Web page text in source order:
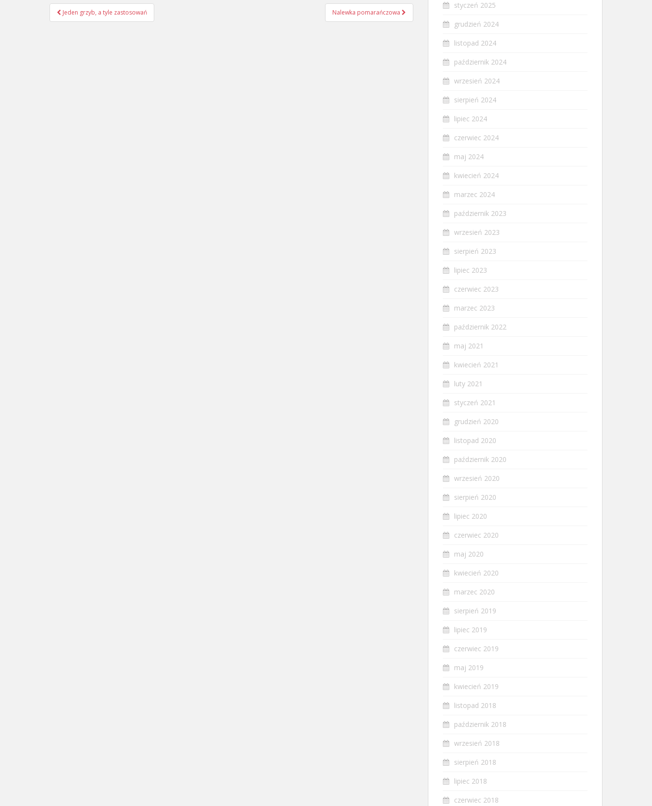
Nawigacja
wpisu
Jeden grzyb, a tyle zastosowań Nalewka pomarańczowa
styczeń 2025
grudzień 2024
listopad 2024
październik 2024
wrzesień 2024
sierpień 2024
lipiec 2024
czerwiec 2024
maj 2024
kwiecień 2024
marzec 2024
październik 2023
wrzesień 2023
sierpień 2023
lipiec 2023
czerwiec 2023
marzec 2023
październik 2022
maj 2021
kwiecień 2021
luty 2021
styczeń 2021
grudzień 2020
listopad 2020
październik 2020
wrzesień 2020
sierpień 2020
lipiec 2020
czerwiec 2020
maj 2020
kwiecień 2020
marzec 2020
sierpień 2019
lipiec 2019
czerwiec 2019
maj 2019
kwiecień 2019
listopad 2018
październik 2018
wrzesień 2018
sierpień 2018
lipiec 2018
czerwiec 2018